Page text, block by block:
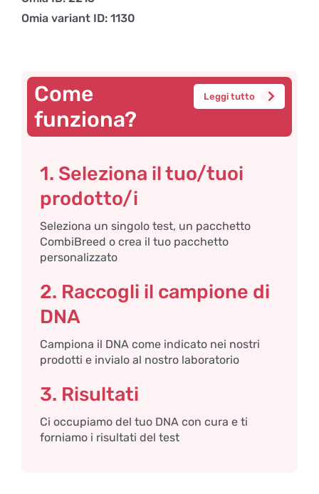
Omia variant ID: 1130
Come
funziona?
Leggi tutto
1. Seleziona il tuo/tuoi
prodotto/i
Seleziona un singolo test, un pacchetto
CombiBreed o crea il tuo pacchetto
personalizzato
2. Raccogli il campione di
DNA
Campiona il DNA come indicato nei nostri
prodotti e invialo al nostro laboratorio
3. Risultati
Ci occupiamo del tuo DNA con cura e ti
forniamo i risultati del test